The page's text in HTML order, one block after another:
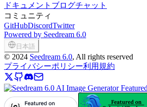
ドキュメント ブログチャット
コミュニティ
GitHubDiscordTwitter
Powered by Seedream 6.0
日本語
© 2024 Seedream 6.0, All rights reserved
プライバシーポリシー利用規約